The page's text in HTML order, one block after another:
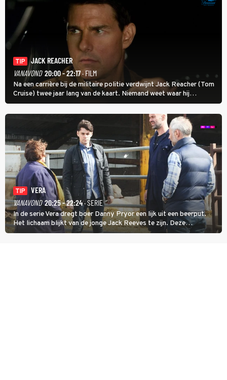
TIP
JACK REACHER
VANAVOND 20:00 - 22:17· FILM
Na een carrière bij de militaire politie verdwijnt Jack Reacher (Tom
Cruise) twee jaar lang van de kaart. Niemand weet waar hij
uithangt, totdat moordverdachte James Barr naar hem vraagt.
TIP
VERA
VANAVOND 20:25 - 22:24· SERIE
In de serie Vera dregt boer Danny Pryor een lijk uit een beerput.
Het lichaam blijkt van de jonge Jack Reeves te zijn. Deze
homoseksuele woonwagenbewoner had gebroken met zijn familie